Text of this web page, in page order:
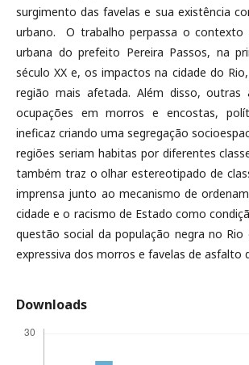
surgimento das favelas e sua existência
urbano. O trabalho perpassa o contexto
urbana do prefeito Pereira Passos, na
século XX e, os impactos na cidade do
região mais afetada. Além disso, outras
ocupações em morros e encostas,
ineficaz criando uma segregação
regiões seriam habitas por diferentes
também traz o olhar estereotipado de
imprensa junto ao mecanismo de
cidade e o racismo de Estado como
questão social da população negra no Rio
expressiva dos morros e favelas de asfalto
Downloads